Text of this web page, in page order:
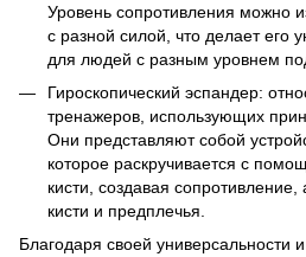
Уровень сопротивления можно
с разной силой, что делает его
для людей с разным уровнем
Гироскопический эспандер:
тренажеров, использующих
Они представляют собой
которое раскручивается с
кисти, создавая
кисти и предплечья.
Благодаря своей универсальности